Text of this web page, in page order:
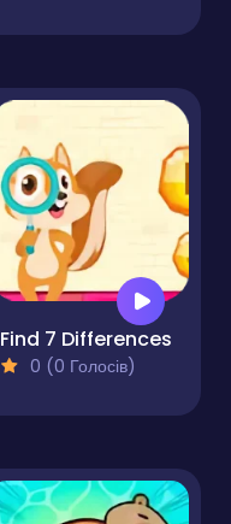
Find 7 Differences
0 (0 Голосів)